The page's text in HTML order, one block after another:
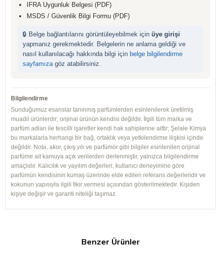
IFRA Uygunluk Belgesi (PDF)
MSDS / Güvenlik Bilgi Formu (PDF)
🔒 Belge bağlantılarını görüntüleyebilmek için üye girişi
yapmanız gerekmektedir. Belgelerin ne anlama geldiği ve
nasıl kullanılacağı hakkında bilgi için belge bilgilendirme
sayfamıza göz atabilirsiniz.
Bilgilendirme
Sunduğumuz esanslar tanınmış parfümlerden esinlenilerek üretilmiş
muadil ürünlerdir; orijinal ürünün kendisi değildir. İlgili tüm marka ve
parfüm adları ile tescilli işaretler kendi hak sahiplerine aittir; Şelale Kimya
bu markalarla herhangi bir bağ, ortaklık veya yetkilendirme ilişkisi içinde
değildir. Nota, akor, çıkış yılı ve parfümör gibi bilgiler esinlenilen orijinal
parfüme ait kamuya açık verilerden derlenmiştir, yalnızca bilgilendirme
amaçlıdır. Kalıcılık ve yayılım değerleri, kullanıcı deneyimine göre
parfümün kendisinin kumaş üzerinde elde edilen referans değerleridir ve
kokunun yapısıyla ilgili fikir vermesi açısından gösterilmektedir. Kişiden
kişiye değişir ve garanti niteliği taşımaz.
Benzer Ürünler